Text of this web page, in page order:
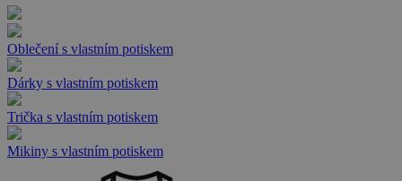
Oblečení s vlastním potiskem
Dárky s vlastním potiskem
Trička s vlastním potiskem
Mikiny s vlastním potiskem